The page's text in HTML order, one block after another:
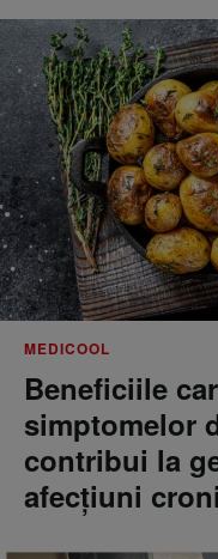
MEDICOOL
Beneficiile
simptomelor
contribui la
afecțiuni